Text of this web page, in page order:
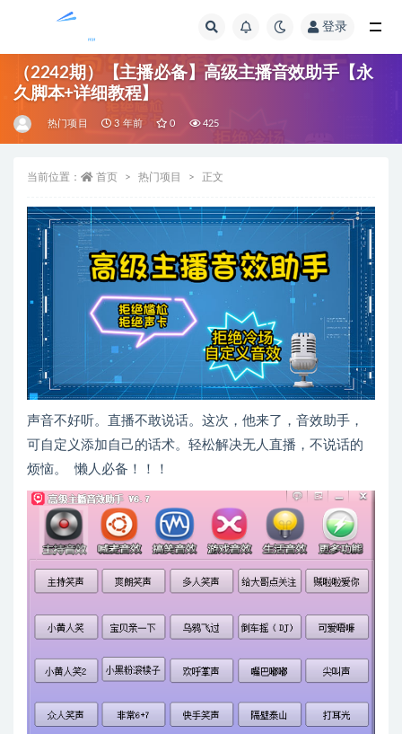
登录
（2242期）【主播必备】高级主播音效助手【永
久脚本+详细教程】
热门项目 3 年前 0 425
当前位置： 首页 热门项目 正文
声音不好听。直播不敢说话。这次，他来了，音效助手，
可自定义添加自己的话术。轻松解决无人直播，不说话的
烦恼。 懒人必备！！！